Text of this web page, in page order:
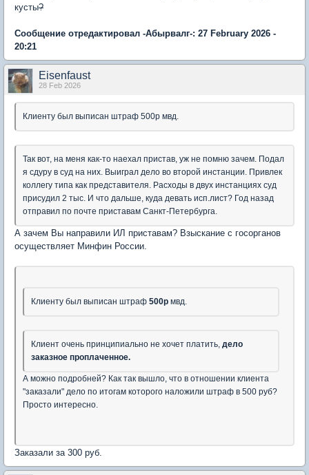
кусты?
Сообщение отредактировал -Абырвалг-: 27 February 2026 -
20:21
Eisenfaust
28 Feb 2026
Клиенту был выписан штраф 500р мвд.
Так вот, на меня как-то наехал пристав, уж не помню зачем. Подал
я сдуру в суд на них. Выиграл дело во второй инстанции. Привлек
коллегу типа как представителя. Расходы в двух инстанциях суд
присудил 2 тыс. И что дальше, куда девать исп.лист? Год назад
отправил по почте приставам Санкт-Петербурга.
А зачем Вы направили ИЛ приставам? Взыскание с госорганов
осуществляет Минфин России.
Клиенту был выписан штраф 500р мвд.
Клиент очень принципиально не хочет платить, дело
заказное проплаченное.
А можно подробней? Как так вышло, что в отношении клиента
"заказали" дело по итогам которого наложили штраф в 500 руб?
Просто интересно.
Заказали за 300 руб.